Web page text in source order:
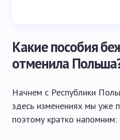
Какие пособия
отменила
Начнем с Республики
здесь изменениях мы уже
поэтому кратко напомним: